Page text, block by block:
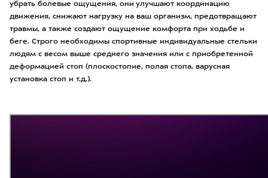
убрать болевые ощущения, они улучшают координацию
движения, снижают нагрузку на ваш организм, предотвращают
травмы, а также создают ощущение комфорта при ходьбе и
беге. Строго необходимы спортивные индивидуальные стельки
людям с весом выше среднего значения или с приобретенной
деформацией стоп (плоскостопие, полая стопа, варусная
установка стоп и т.д.).